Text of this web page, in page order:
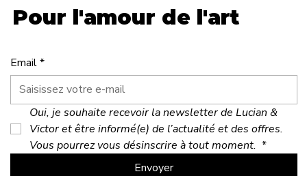
Email*
Oui, je souhaite recevoir la newsletter de Lucian &
Victor et être informé(e) de l’actualité et des offres.
Vous pourrez vous désinscrire à tout moment. *
Envoyer
Pour l'amour de l'art